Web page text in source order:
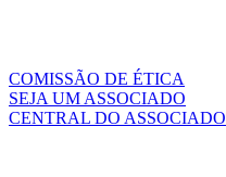
COMISSÃO DE ÉTICA
SEJA UM ASSOCIADO
CENTRAL DO ASSOCIADO